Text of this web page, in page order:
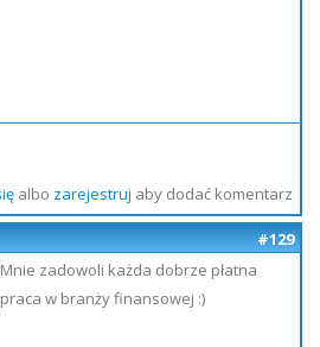
albo zarejestruj aby dodać komentarz
#129
Mnie zadowoli każda dobrze płatna
praca w branży finansowej :)